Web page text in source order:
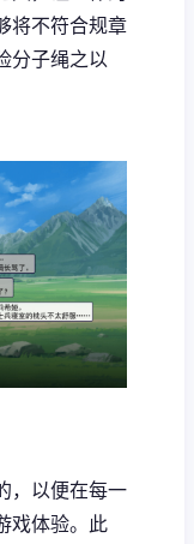
将不符合规章
分子绳之以
，以便在每一
戏体验。此